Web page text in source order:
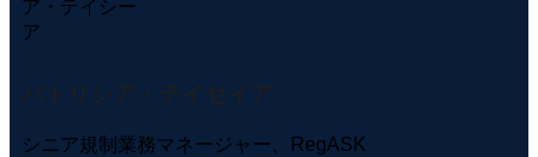
シニア規制業務マネージャー、RegASK